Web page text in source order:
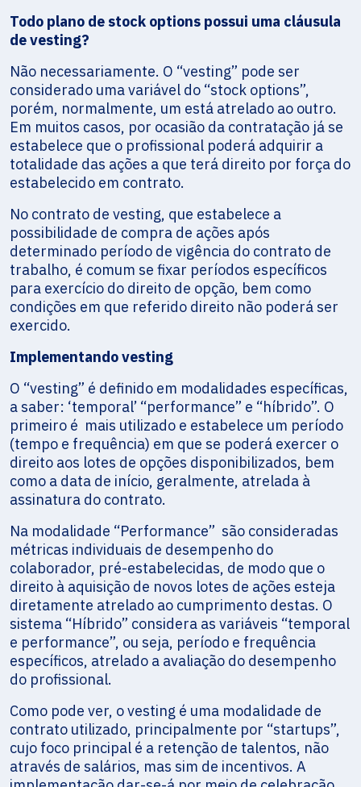
Todo plano de stock options possui uma cláusula
de vesting?
Não necessariamente. O “vesting” pode ser
considerado uma variável do “stock options”,
porém, normalmente, um está atrelado ao outro.
Em muitos casos, por ocasião da contratação já se
estabelece que o profissional poderá adquirir a
totalidade das ações a que terá direito por força do
estabelecido em contrato.
No contrato de vesting, que estabelece a
possibilidade de compra de ações após
determinado período de vigência do contrato de
trabalho, é comum se fixar períodos específicos
para exercício do direito de opção, bem como
condições em que referido direito não poderá ser
exercido.
Implementando vesting
O “vesting” é definido em modalidades específicas,
a saber: ‘temporal’ “performance” e “híbrido”. O
primeiro é mais utilizado e estabelece um período
(tempo e frequência) em que se poderá exercer o
direito aos lotes de opções disponibilizados, bem
como a data de início, geralmente, atrelada à
assinatura do contrato.
Na modalidade “Performance” são consideradas
métricas individuais de desempenho do
colaborador, pré-estabelecidas, de modo que o
direito à aquisição de novos lotes de ações esteja
diretamente atrelado ao cumprimento destas. O
sistema “Híbrido” considera as variáveis “temporal
e performance”, ou seja, período e frequência
específicos, atrelado a avaliação do desempenho
do profissional.
Como pode ver, o vesting é uma modalidade de
contrato utilizado, principalmente por “startups”,
cujo foco principal é a retenção de talentos, não
através de salários, mas sim de incentivos. A